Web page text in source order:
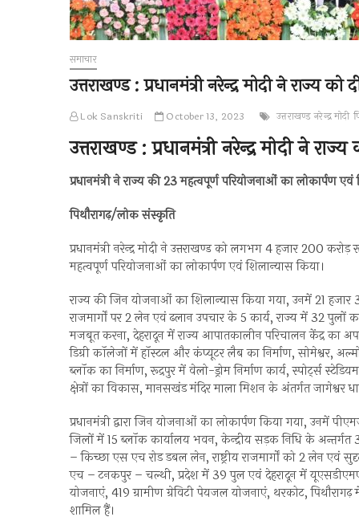
समाचार
उत्तराखण्ड : प्रधानमंत्री नरेन्द्र मोदी ने राज्य
Lok Sanskriti October 13, 2023 उत्तराखण्ड नरेन्द्र मोदी
उत्तराखण्ड : प्रधानमंत्री नरेन्द्र मोदी ने
प्रधानमंत्री ने राज्य की 23 महत्वपूर्ण परियोजनाओं का लोकार्पण
पिथौरागढ़/लोक संस्कृति
प्रधानमंत्री नरेन्द्र मोदी ने उत्तराखण्ड को लगभग 4 हजार 200
महत्वपूर्ण परियोजनाओं का लोकार्पण एवं शिलान्यास किया।
राज्य की जिन योजनाओं का शिलान्यास किया गया, उनमें 21 हजार
राजमार्गों पर 2 लेन एवं ढलान उपचार के 5 कार्य, राज्य में 32
मजबूत करना, देहरादून में राज्य आपातकालीन परिचालन केंद्र का
डिग्री कॉलेजों में हॉस्टल और कंप्यूटर लैब का निर्माण, सोमेश्वर,
ब्लॉक का निर्माण, रूद्रपुर में वेलो-ड्रोम निर्माण कार्य, स्पोर्ट्स
क्षेत्रों का विकास, मानसखंड मंदिर माला मिशन के अंतर्गत
प्रधानमंत्री द्वारा जिन योजनाओं का लोकार्पण किया गया, उनमें
जिलों में 15 ब्लॉक कार्यालय भवन, केन्द्रीय सड़क निधि के अन्तर्गत
– किच्छा एस एच रोड डबल लेन, राष्ट्रीय राजमार्गों को 2 लेन
एच – टनकपुर – चल्थी, प्रदेश में 39 पुल एवं देहरादून में
योजनाएं, 419 ग्रामीण ग्रेविटी पेयजल योजनाएं, थरकोट,
शामिल हैं।